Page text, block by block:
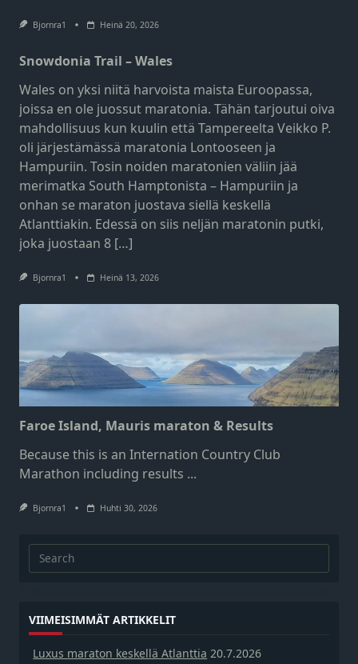
Bjornra1 Heinä 20, 2026
Snowdonia Trail – Wales
Wales on yksi niitä harvoista maista Euroopassa,
joissa en ole juossut maratonia. Tähän tarjoutui oiva
mahdollisuus kun kuulin että Tampereelta Veikko P.
oli järjestämässä maratonia Lontooseen ja
Hampuriin. Tosin noiden maratonien väliin jää
merimatka South Hamptonista – Hampuriin ja
onhan se maraton juostava siellä keskellä
Atlanttiakin. Edessä on siis neljän maratonin putki,
joka juostaan 8 […]
Bjornra1 Heinä 13, 2026
Faroe Island, Mauris maraton & Results
Because this is an Internation Country Club
Marathon including results ...
Bjornra1 Huhti 30, 2026
Search
VIIMEISIMMÄT ARTIKKELIT
Luxus maraton keskellä Atlanttia 20.7.2026